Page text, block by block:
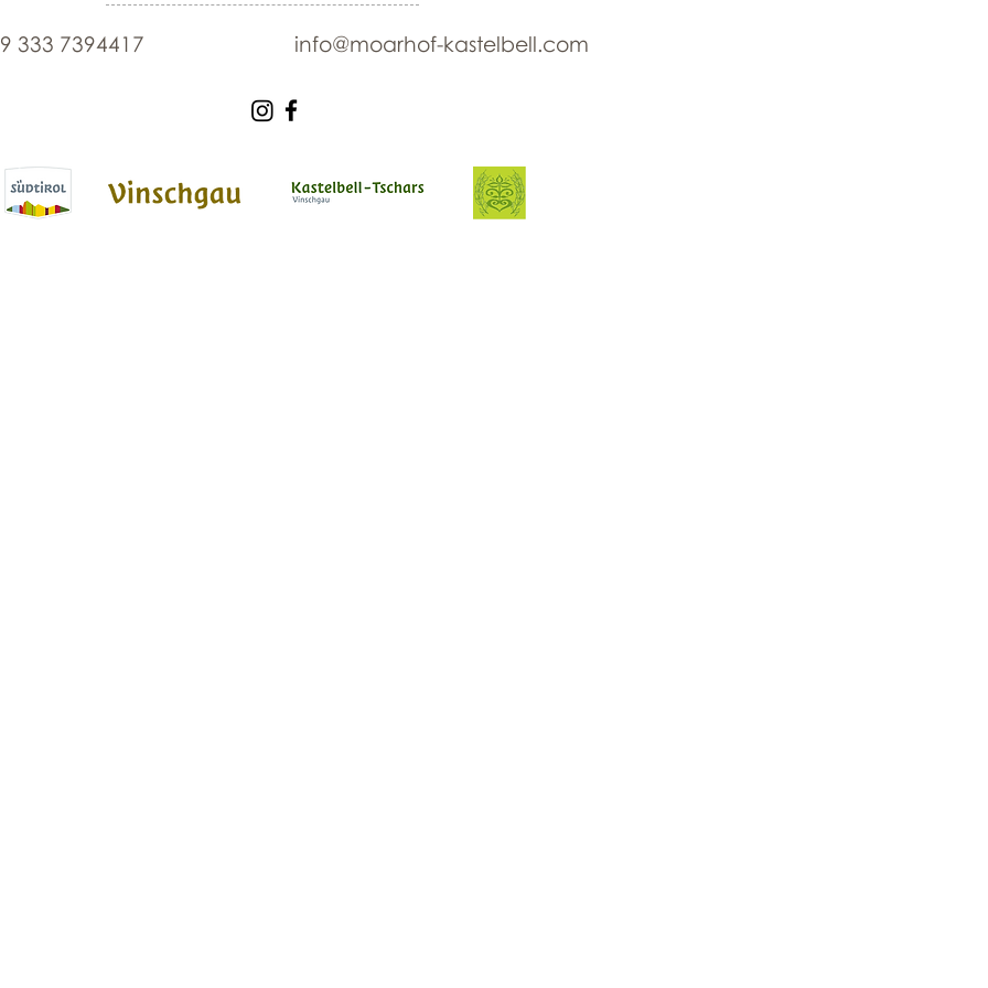
333 7394417 info@moarhof-kastelbell.com